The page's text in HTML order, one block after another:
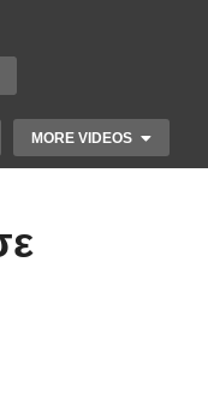
MORE VIDEOS
και Τομ